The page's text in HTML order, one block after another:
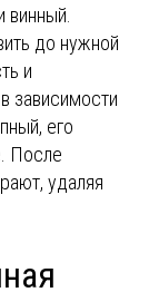
винный.
до нужной
и
зависимости
его
После
удаляя